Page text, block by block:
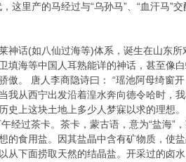
这里产的马经过与“乌孙马”、“血汗马
神话(如八仙过海等)体系，诞生在山东
填海等中国人耳熟能详的神话，甚至像
傲。 唐人李商隐诗曰： “瑶池阿母绮窗
我从西宁出发沿着湟水奔向德令哈时，
史上这块土地上多少人梦寐以求的理想。
经过茶卡。茶卡，蒙古语，意为“盐海
的食用盐。因其盐晶中含有矿物质，使
从下面捞取天然的结晶盐。开采过的卤